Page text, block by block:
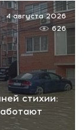
стихии:
4 августа 2026
626